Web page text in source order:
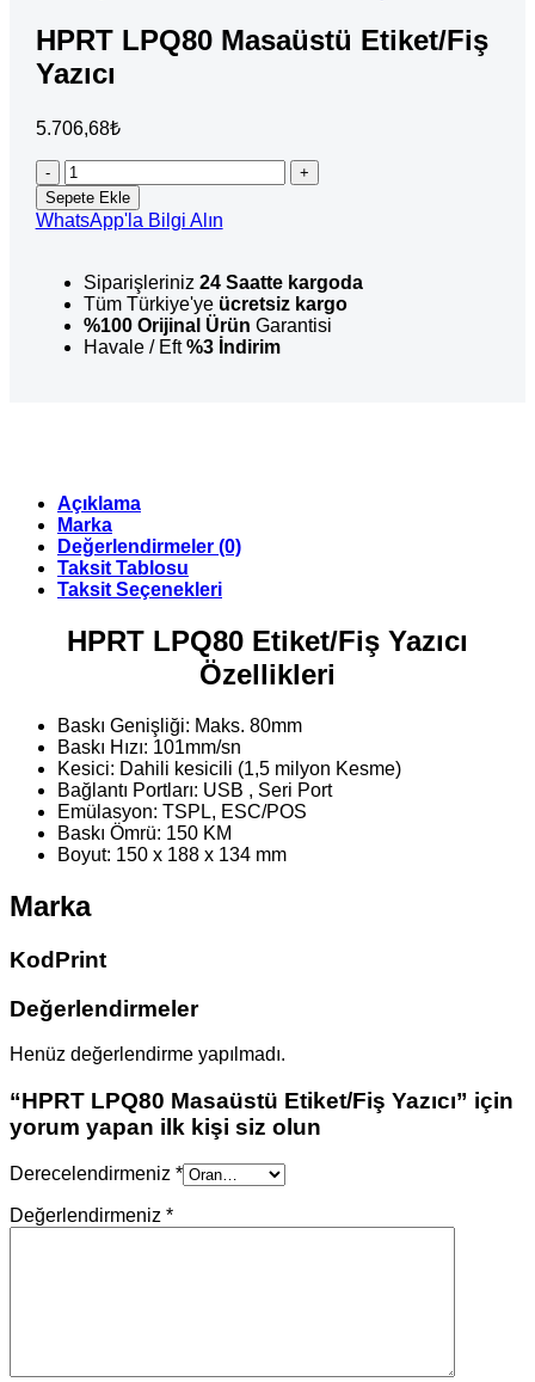
HPRT LPQ80 Masaüstü Etiket/Fiş
Yazıcı
5.706,68₺
HPRT
LPQ80
Masaüstü
Etiket/Fiş
adet
Sepete Ekle
WhatsApp'la Bilgi Alın
Siparişleriniz 24 Saatte kargoda
Tüm Türkiye'ye ücretsiz kargo
%100 Orijinal Ürün Garantisi
Havale / Eft%3 İndirim
Açıklama
Marka
Değerlendirmeler (0)
Taksit Tablosu
Taksit Seçenekleri
HPRT LPQ80 Etiket/Fiş Yazıcı
Özellikleri
Baskı Genişliği: Maks. 80mm
Baskı Hızı: 101mm/sn
Kesici: Dahili kesicili (1,5 milyon Kesme)
Bağlantı Portları: USB , Seri Port
Emülasyon: TSPL, ESC/POS
Baskı Ömrü: 150 KM
Boyut: 150 x 188 x 134 mm
Marka
KodPrint
Değerlendirmeler
Henüz değerlendirme yapılmadı.
“HPRT LPQ80 Masaüstü Etiket/Fiş Yazıcı” için
yorum yapan ilk kişi siz olun
Derecelendirmeniz *
Değerlendirmeniz *